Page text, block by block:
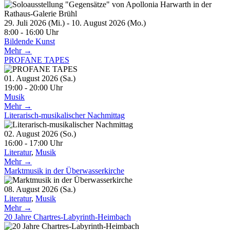
29. Juli 2026 (Mi.) - 10. August 2026 (Mo.)
8:00 - 16:00 Uhr
Bildende Kunst
Mehr →
PROFANE TAPES
01. August 2026 (Sa.)
19:00 - 20:00 Uhr
Musik
Mehr →
Literarisch-musikalischer Nachmittag
02. August 2026 (So.)
16:00 - 17:00 Uhr
Literatur, Musik
Mehr →
Marktmusik in der Überwasserkirche
08. August 2026 (Sa.)
Literatur, Musik
Mehr →
20 Jahre Chartres-Labyrinth-Heimbach